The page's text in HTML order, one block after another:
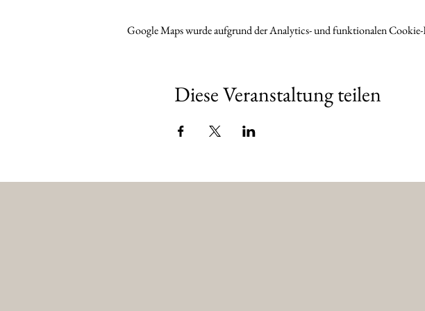
Google Maps wurde aufgrund der Analytics- und funktionalen
Diese Veranstaltung teilen